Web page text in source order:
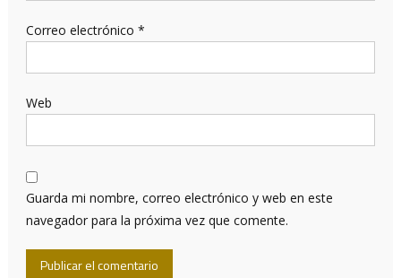
Correo electrónico *
Web
Guarda mi nombre, correo electrónico y web en este
navegador para la próxima vez que comente.